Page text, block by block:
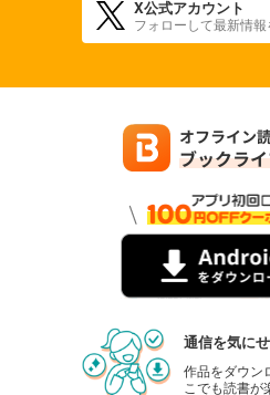
X公式アカウント
フォローして最新情報
通信を気に
作品をダウン
こでも読書が